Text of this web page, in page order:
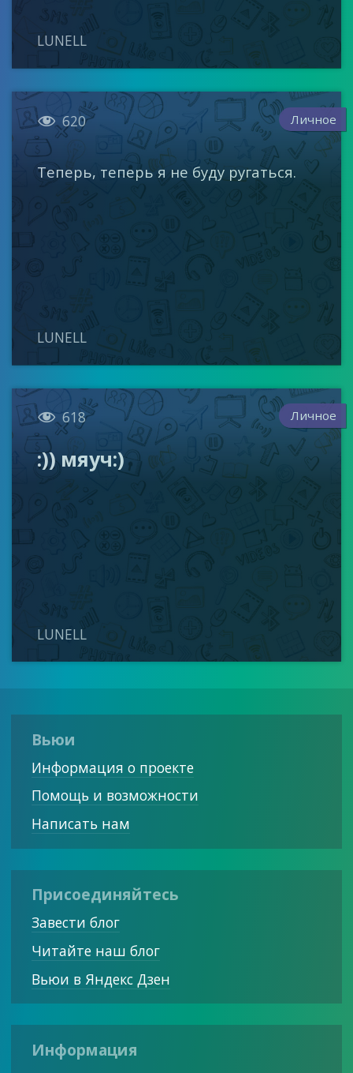
LUNELL
 620 Личное
Теперь, теперь я не буду ругаться.
LUNELL
 618 Личное
:)) мяуч:)
LUNELL
Вьюи
Информация о проекте
Помощь и возможности
Написать нам
Присоединяйтесь
Завести блог
Читайте наш блог
Вьюи в Яндекс Дзен
Информация